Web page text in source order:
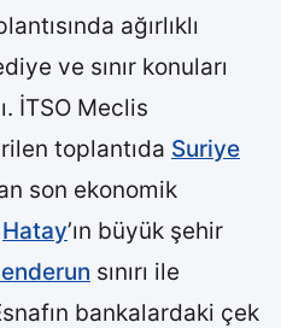
ağırlıklı
ve sınır konuları
İTSO Meclis
toplantıda Suriye
son ekonomik
Hatay’ın büyük şehir
sınırı ile
bankalardaki çek